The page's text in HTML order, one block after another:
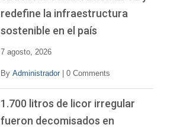
redefine la infraestructura
sostenible en el país
7 agosto, 2026
By Administrador 0 Comments
1.700 litros de licor irregular
fueron decomisados en